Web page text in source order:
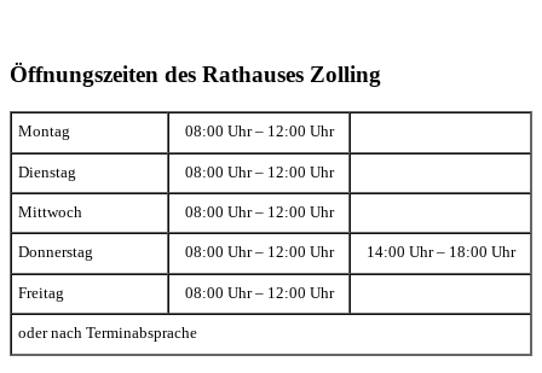
Öffnungszeiten des Rathauses Zolling
Montag 08:00 Uhr – 12:00 Uhr
Dienstag 08:00 Uhr – 12:00 Uhr
Mittwoch 08:00 Uhr – 12:00 Uhr
Donnerstag 08:00 Uhr – 12:00 Uhr 14:00 Uhr – 18:00 Uhr
Freitag 08:00 Uhr – 12:00 Uhr
oder nach Terminabsprache